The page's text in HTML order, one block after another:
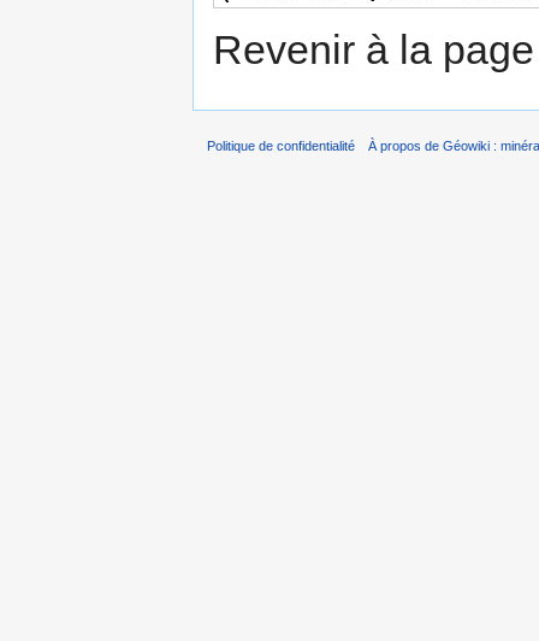
Revenir à la
Politique de confidentialité À propos de Géowiki :